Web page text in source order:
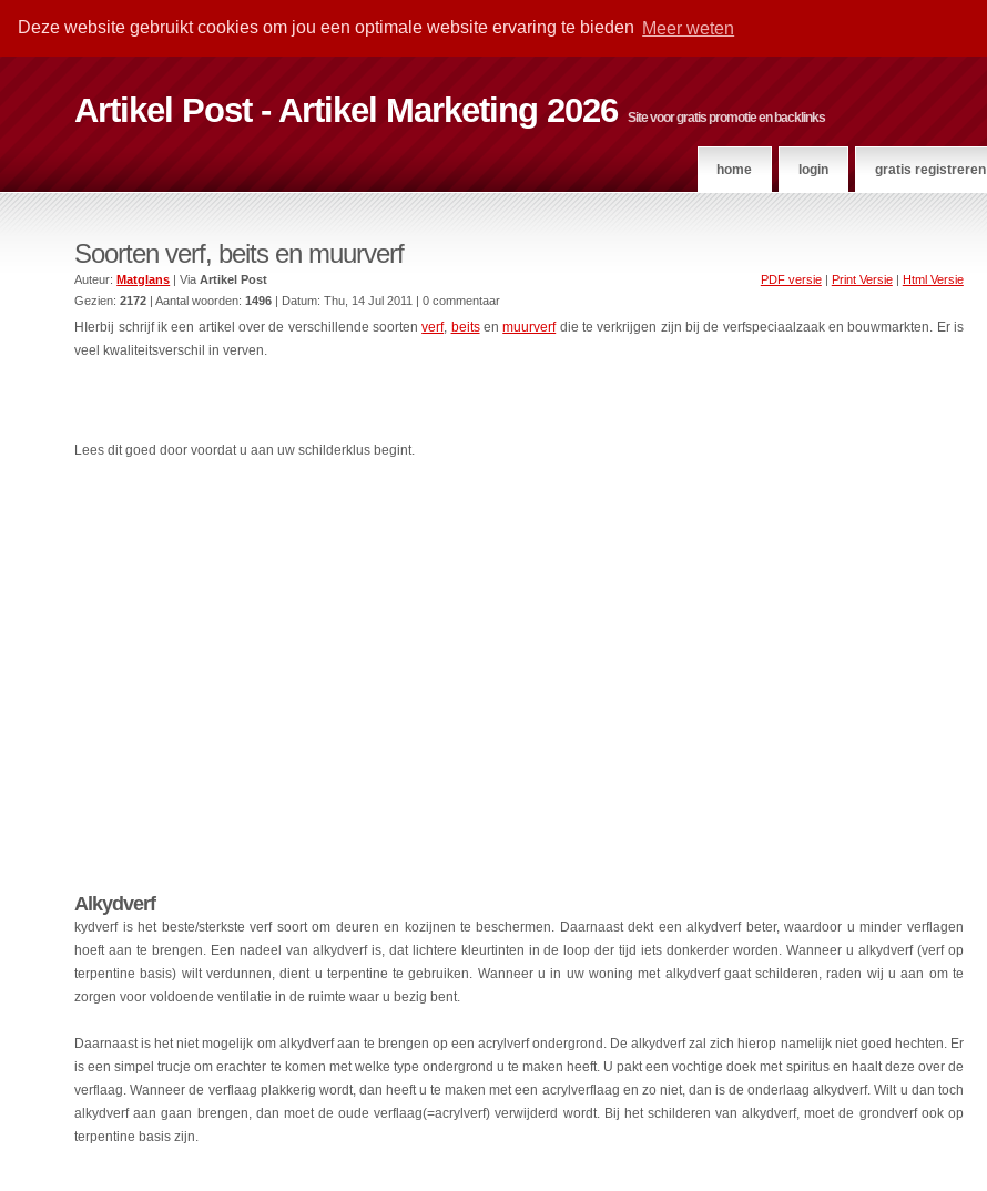
Deze website gebruikt cookies om jou een optimale website ervaring te bieden Meer weten
Artikel Post - Artikel Marketing 2026 Site voor gratis promotie en backlinks
home login gratis registreren
Soorten verf, beits en muurverf
PDF versie| Print Versie| Html Versie
Auteur:Matglans | ViaArtikel Post
Gezien:2172 | Aantal woorden:1496 | Datum:Thu, 14 Jul 2011 | 0 commentaar
HIerbij schrijf ik een artikel over de verschillende soortenverf, beitsenmuurverfdie te verkrijgen zijn bij de verfspeciaalzaak en bouwmarkten. Er is
veel kwaliteitsverschil in verven.
Lees dit goed door voordat u aan uw schilderklus begint.
Alkydverf
kydverf is het beste/sterkste verf soort om deuren en kozijnen te beschermen. Daarnaast dekt een alkydverf beter, waardoor u minder verflagen
hoeft aan te brengen. Een nadeel van alkydverf is, dat lichtere kleurtinten in de loop der tijd iets donkerder worden. Wanneer u alkydverf (verf op
terpentine basis) wilt verdunnen, dient u terpentine te gebruiken. Wanneer u in uw woning met alkydverf gaat schilderen, raden wij u aan om te
zorgen voor voldoende ventilatie in de ruimte waar u bezig bent.
Daarnaast is het niet mogelijk om alkydverf aan te brengen op een acrylverf ondergrond. De alkydverf zal zich hierop namelijk niet goed hechten. Er
is een simpel trucje om erachter te komen met welke type ondergrond u te maken heeft. U pakt een vochtige doek met spiritus en haalt deze over de
verflaag. Wanneer de verflaag plakkerig wordt, dan heeft u te maken met een acrylverflaag en zo niet, dan is de onderlaag alkydverf. Wilt u dan toch
alkydverf aan gaan brengen, dan moet de oude verflaag(=acrylverf) verwijderd wordt. Bij het schilderen van alkydverf, moet de grondverf ook op
terpentine basis zijn.